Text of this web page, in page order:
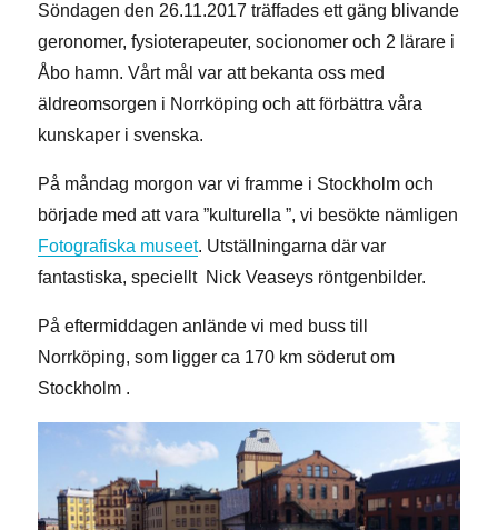
Söndagen den 26.11.2017 träffades ett gäng blivande
geronomer, fysioterapeuter, socionomer och 2 lärare i
Åbo hamn. Vårt mål var att bekanta oss med
äldreomsorgen i Norrköping och att förbättra våra
kunskaper i svenska.
På måndag morgon var vi framme i Stockholm och
började med att vara ”kulturella ”, vi besökte nämligen
Fotografiska museet. Utställningarna där var
fantastiska, speciellt Nick Veaseys röntgenbilder.
På eftermiddagen anlände vi med buss till
Norrköping, som ligger ca 170 km söderut om
Stockholm .